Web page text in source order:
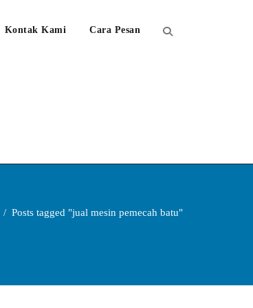
Kontak Kami Cara Pesan
/ Posts tagged "jual mesin pemecah batu"